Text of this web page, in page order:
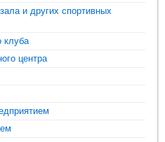
и других спортивных
клуба
центра